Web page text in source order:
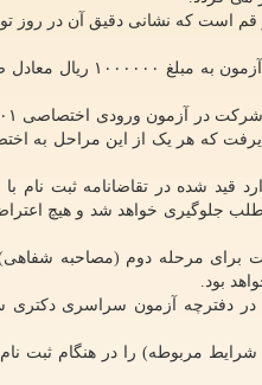
که نشانی دقیق آن در روز
داوطلبان برای ثبت نام در این آزمون
این آزمون در ۵ مرحله صورت خواهد پذیرفت که هر یک از
قید شده در تقاضانامه ثبت نام
جلوگیری خواهد شد و هیچ
برای مرحله دوم (مصاحبه
بود.
در دفترچه آزمون سراسری دکتری سال
مربوطه) را در هنگام ثبت نام